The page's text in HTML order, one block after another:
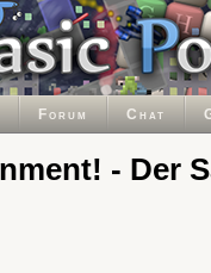
Forum Chat
- Der